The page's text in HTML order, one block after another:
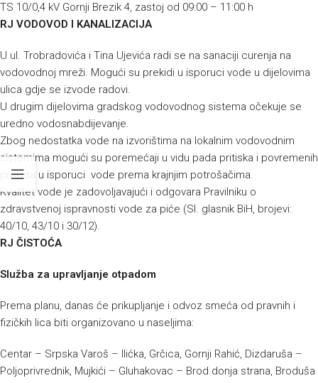
TS 10/0,4 kV Gornji Brezik 4, zastoj od 09:00 – 11:00 h
RJ VODOVOD I KANALIZACIJA
U ul. Trobradovića i Tina Ujevića radi se na sanaciji curenja na
vodovodnoj mreži. Mogući su prekidi u isporuci vode u dijelovima
ulica gdje se izvode radovi.
U drugim dijelovima gradskog vodovodnog sistema očekuje se
uredno vodosnabdijevanje.
Zbog nedostatka vode na izvorištima na lokalnim vodovodnim
sistemima mogući su poremećaji u vidu pada pritiska i povremenih
prekida u isporuci vode prema krajnjim potrošačima.
Kvalitet vode je zadovoljavajući i odgovara Pravilniku o
zdravstvenoj ispravnosti vode za piće (Sl. glasnik BiH, brojevi:
40/10, 43/10 i 30/12).
RJ ČISTOĆA
Služba za upravljanje otpadom
Prema planu, danas će prikupljanje i odvoz smeća od pravnih i
fizičkih lica biti organizovano u naseljima:
Centar – Srpska Varoš – Ilićka, Grčica, Gornji Rahić, Dizdaruša –
Poljoprivrednik, Mujkići – Gluhakovac – Brod donja strana, Broduša